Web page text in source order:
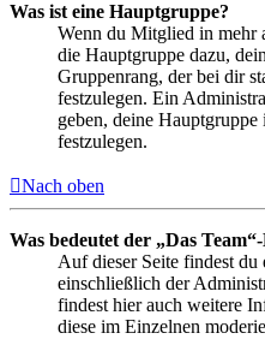
Was ist eine Hauptgruppe?
Wenn du Mitglied in mehr
die Hauptgruppe dazu,
Gruppenrang, der bei dir
festzulegen. Ein
geben, deine
festzulegen.
Nach oben
Was bedeutet der „Das
Auf dieser Seite findest du
einschließlich der
findest hier auch weitere
diese im Einzelnen